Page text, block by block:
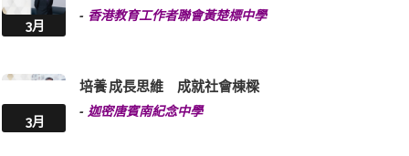
3月
- 香港教育工作者聯會黃楚標中學
3月
培養 成長思維 成就社會棟樑
- 迦密唐賓南紀念中學